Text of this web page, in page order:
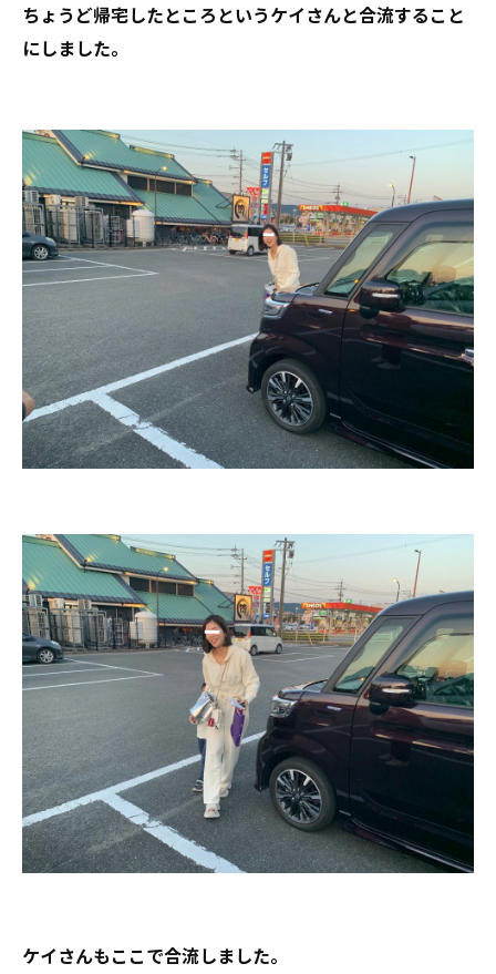
ちょうど帰宅したところというケイさんと合流すること
にしました。
ケイさんもここで合流しました。